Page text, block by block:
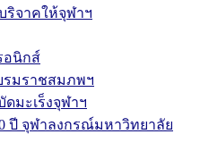
ริจาคให้จุฬาฯ
อนิกส์
มราชสมภพฯ
มะเร็งจุฬาฯ
ปี จุฬาลงกรณ์มหาวิทยาลัย